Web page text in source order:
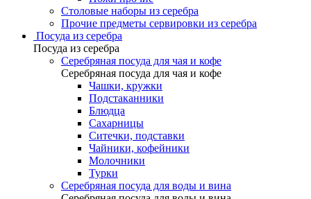
Столовые наборы из серебра
Прочие предметы сервировки из серебра
Посуда из серебра
Посуда из серебра
Серебряная посуда для чая и кофе
Серебряная посуда для чая и кофе
Чашки, кружки
Подстаканники
Блюдца
Сахарницы
Ситечки, подставки
Чайники, кофейники
Молочники
Турки
Серебряная посуда для воды и вина